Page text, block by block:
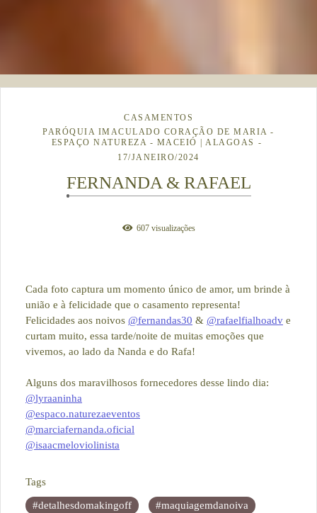
CASAMENTOS
PARÓQUIA IMACULADO CORAÇÃO DE MARIA -
ESPAÇO NATUREZA - MACEIÓ | ALAGOAS
17/JANEIRO/2024
FERNANDA & RAFAEL
607visualizações
Cada foto captura um momento único de amor, um brinde à
união e à felicidade que o casamento representa!
Felicidades aos noivos @fernandas30 & @rafaelfialhoadv e
curtam muito, essa tarde/noite de muitas emoções que
vivemos, ao lado da Nanda e do Rafa!
Alguns dos maravilhosos fornecedores desse lindo dia:
@lyraaninha
@espaco.naturezaeventos
@marciafernanda.oficial
@isaacmeloviolinista
Tags
#detalhesdomakingoff #maquiagemdanoiva